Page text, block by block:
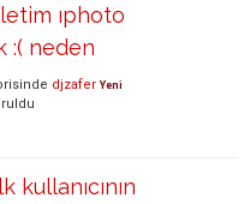
ıphoto
:( neden
djzafer Yeni
kullanıcının